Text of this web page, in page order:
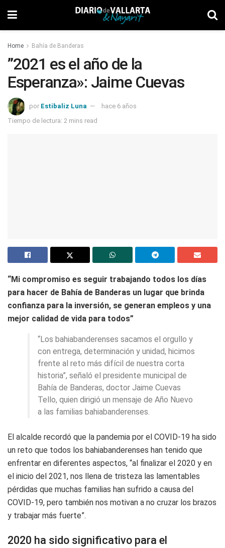
Home Bahía de Banderas
”2021 es el año de la
Esperanza»: Jaime Cuevas
por Estibaliz Luna
hace 6 años
Tiempo de lectura: 2 mins read
“Mi compromiso es seguir trabajando todos los días
para hacer de Bahía de Banderas un lugar que brinda
confianza para la inversión, se generan empleos y una
mejor calidad de vida para todos”
“Los bahiabanderenses sacamos el orgullo y
con entrega, determinación y unidad, hicimos
frente al reto más difícil de nuestra corta
historia”, señaló el presidente municipal de
Bahía de Banderas, doctor Jaime Cuevas
Tello, quien dirigió un mensaje de Año Nuevo
a las familias bahiabanderenses.
El alcalde recordó que la pandemia por el COVID-19 ha sido
un reto que todos los bahiabanderenses han tenido que
enfrentar en diferentes aspectos, “al finalizar el 2020 y en
el inicio del 2021, nos llena de tristeza las lamentables
pérdidas que muchas familias han sufrido a causa del
COVID-19, pero también nos motivan a no cruzar los brazos
y trabajar más fuerte”.
2020 ha sido significativo para el